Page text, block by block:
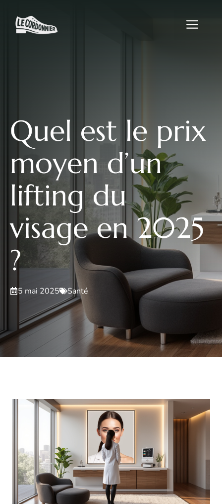
contenu
Quel est le prix
moyen d’un
lifting du
visage en 2025
?
5 mai 2025 Santé